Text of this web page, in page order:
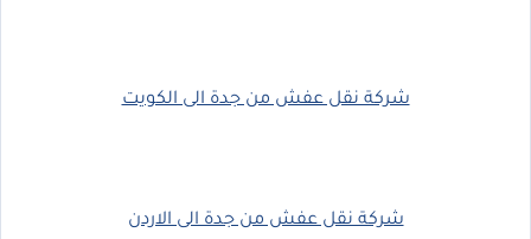
شركة نقل عفش من جدة الى الكويت
شركة نقل عفش من جدة الى الاردن